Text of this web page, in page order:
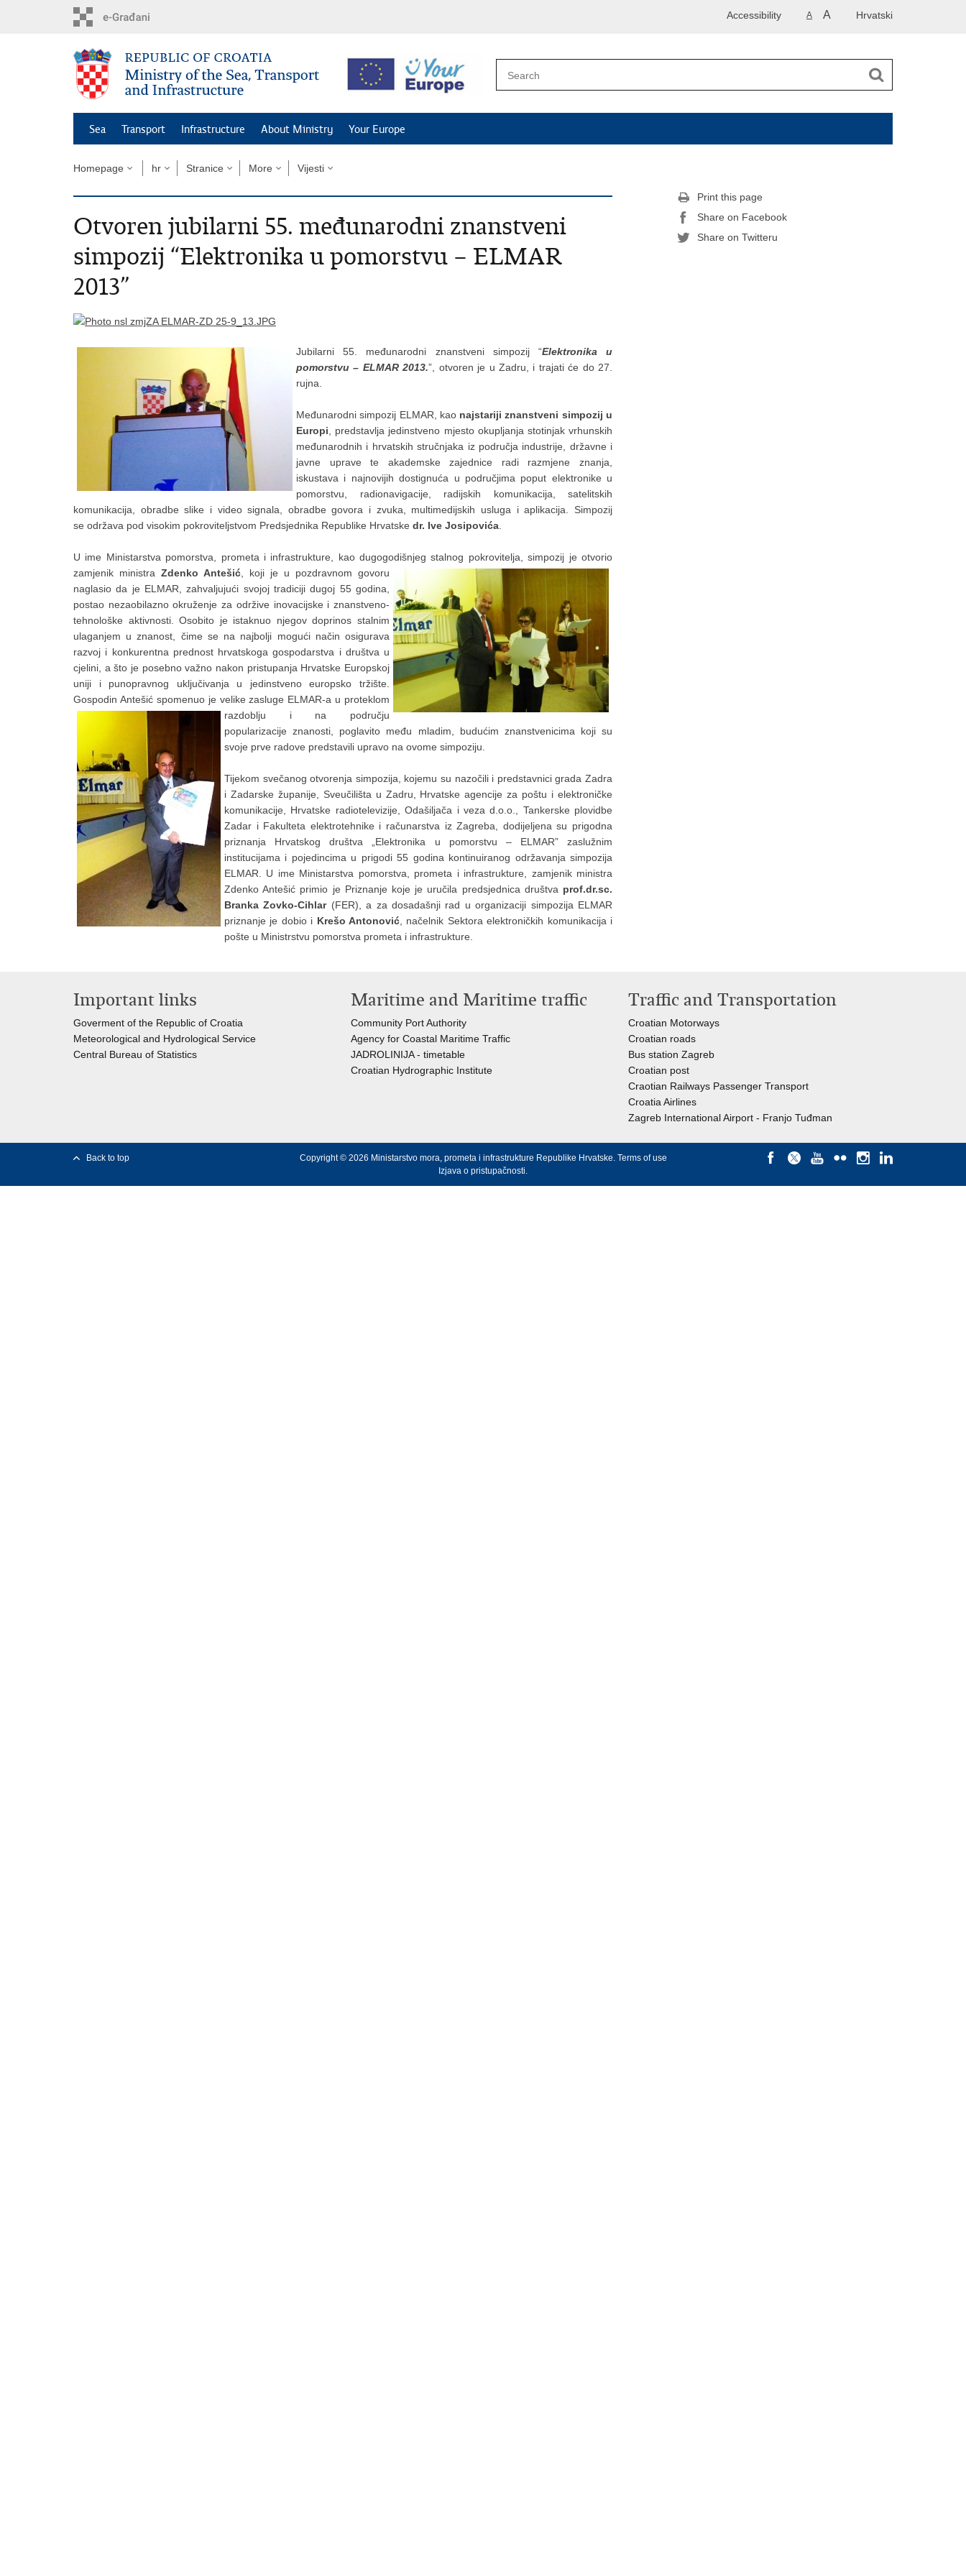
Hrvatski
A A
Accessibility
Sea Transport Infrastructure About Ministry Your Europe
Homepage hr Stranice More Vijesti
Otvoren jubilarni 55. međunarodni znanstveni
simpozij “Elektronika u pomorstvu – ELMAR
2013”
Jubilarni 55. međunarodni znanstveni simpozij “Elektronika u
pomorstvu – ELMAR 2013.”, otvoren je u Zadru, i trajati će do 27.
rujna.
Međunarodni simpozij ELMAR, kao najstariji znanstveni simpozij u
Europi, predstavlja jedinstveno mjesto okupljanja stotinjak vrhunskih
međunarodnih i hrvatskih stručnjaka iz područja industrije, državne i
javne uprave te akademske zajednice radi razmjene znanja,
iskustava i najnovijih dostignuća u područjima poput elektronike u
pomorstvu, radionavigacije, radijskih komunikacija, satelitskih
komunikacija, obradbe slike i video signala, obradbe govora i zvuka, multimedijskih usluga i aplikacija. Simpozij
se održava pod visokim pokroviteljstvom Predsjednika Republike Hrvatske dr. Ive Josipovića.
U ime Ministarstva pomorstva, prometa i infrastrukture, kao dugogodišnjeg stalnog pokrovitelja, simpozij je otvorio
zamjenik ministra Zdenko Antešić, koji je u pozdravnom govoru
naglasio da je ELMAR, zahvaljujući svojoj tradiciji dugoj 55 godina,
postao nezaobilazno okruženje za održive inovacijske i znanstveno-
tehnološke aktivnosti. Osobito je istaknuo njegov doprinos stalnim
ulaganjem u znanost, čime se na najbolji mogući način osigurava
razvoj i konkurentna prednost hrvatskoga gospodarstva i društva u
cjelini, a što je posebno važno nakon pristupanja Hrvatske Europskoj
uniji i punopravnog uključivanja u jedinstveno europsko tržište.
Gospodin Antešić spomenuo je velike zasluge ELMAR-a u proteklom
razdoblju i na području
popularizacije znanosti, poglavito među mladim, budućim znanstvenicima koji su
svoje prve radove predstavili upravo na ovome simpoziju.
Tijekom svečanog otvorenja simpozija, kojemu su nazočili i predstavnici grada Zadra
i Zadarske županije, Sveučilišta u Zadru, Hrvatske agencije za poštu i elektroničke
komunikacije, Hrvatske radiotelevizije, Odašiljača i veza d.o.o., Tankerske plovidbe
Zadar i Fakulteta elektrotehnike i računarstva iz Zagreba, dodijeljena su prigodna
priznanja Hrvatskog društva „Elektronika u pomorstvu – ELMAR” zaslužnim
institucijama i pojedincima u prigodi 55 godina kontinuiranog održavanja simpozija
ELMAR. U ime Ministarstva pomorstva, prometa i infrastrukture, zamjenik ministra
Zdenko Antešić primio je Priznanje koje je uručila predsjednica društva prof.dr.sc.
Branka Zovko-Cihlar (FER), a za dosadašnji rad u organizaciji simpozija ELMAR
priznanje je dobio i Krešo Antonović, načelnik Sektora elektroničkih komunikacija i
pošte u Ministrstvu pomorstva prometa i infrastrukture.
Print this page
Share on Facebook
Share on Twitteru
Important links
Goverment of the Republic of Croatia
Meteorological and Hydrological Service
Central Bureau of Statistics
Maritime and Maritime traffic
Community Port Authority
Agency for Coastal Maritime Traffic
JADROLINIJA - timetable
Croatian Hydrographic Institute
Traffic and Transportation
Croatian Motorways
Croatian roads
Bus station Zagreb
Croatian post
Craotian Railways Passenger Transport
Croatia Airlines
Zagreb International Airport - Franjo Tuđman
Back to top Copyright © 2026 Ministarstvo mora, prometa i infrastrukture Republike Hrvatske. Terms of use
Izjava o pristupačnosti.